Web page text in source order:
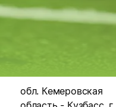
обл. Кемеровская